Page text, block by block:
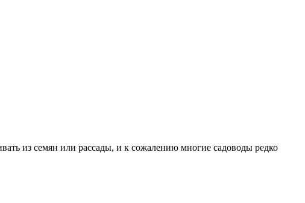
из семян или рассады, и к сожалению многие садоводы редко